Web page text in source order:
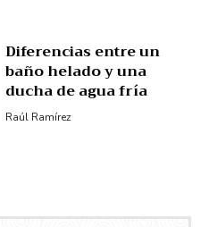
Diferencias entre un
baño helado y una
ducha de agua fría
Raúl Ramírez